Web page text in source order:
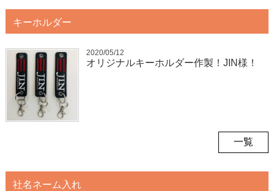
キーホルダー
2020/05/12
オリジナルキーホルダー作製！JIN様！
一覧
社名ネーム入れ